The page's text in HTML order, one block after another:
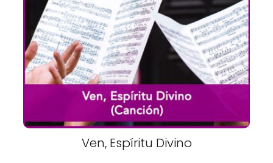
Ven, Espíritu Divino